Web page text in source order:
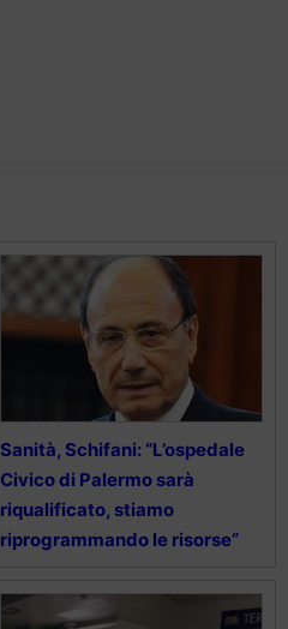
Sanità, Schifani: “L’ospedale
Civico di Palermo sarà
riqualificato, stiamo
riprogrammando le risorse”